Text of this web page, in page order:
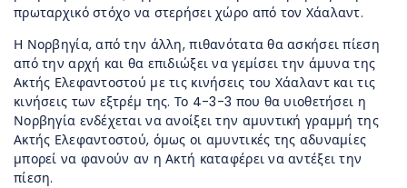
πρωταρχικό στόχο να στερήσει χώρο από τον Χάαλαντ.
Η Νορβηγία, από την άλλη, πιθανότατα θα ασκήσει πίεση
από την αρχή και θα επιδιώξει να γεμίσει την άμυνα της
Ακτής Ελεφαντοστού με τις κινήσεις του Χάαλαντ και τις
κινήσεις των εξτρέμ της. Το 4-3-3 που θα υιοθετήσει η
Νορβηγία ενδέχεται να ανοίξει την αμυντική γραμμή της
Ακτής Ελεφαντοστού, όμως οι αμυντικές της αδυναμίες
μπορεί να φανούν αν η Ακτή καταφέρει να αντέξει την
πίεση.